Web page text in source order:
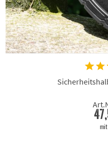
mit